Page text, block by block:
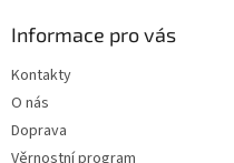
Informace pro vás
Kontakty
O nás
Doprava
Věrnostní program